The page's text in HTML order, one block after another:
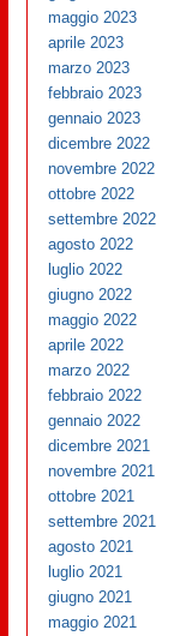
maggio 2023
aprile 2023
marzo 2023
febbraio 2023
gennaio 2023
dicembre 2022
novembre 2022
ottobre 2022
settembre 2022
agosto 2022
luglio 2022
giugno 2022
maggio 2022
aprile 2022
marzo 2022
febbraio 2022
gennaio 2022
dicembre 2021
novembre 2021
ottobre 2021
settembre 2021
agosto 2021
luglio 2021
giugno 2021
maggio 2021